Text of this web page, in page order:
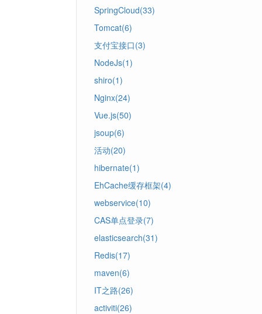
SpringCloud(33)
Tomcat(6)
支付宝接口(3)
NodeJs(1)
shiro(1)
Nginx(24)
Vue.js(50)
jsoup(6)
活动(20)
hibernate(1)
EhCache缓存框架(4)
webservice(10)
CAS单点登录(7)
elasticsearch(31)
Redis(17)
maven(6)
IT之路(26)
activiti(26)